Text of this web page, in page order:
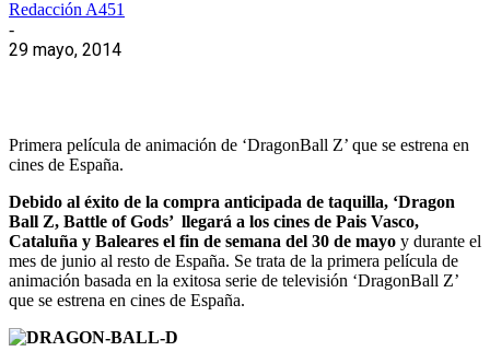
Redacción A451
-
29 mayo, 2014
Primera película de animación de ‘DragonBall Z’ que se estrena en
cines de España.
Debido al éxito de la compra anticipada de taquilla, ‘Dragon
Ball Z, Battle of Gods’ llegará a los cines de Pais Vasco,
Cataluña y Baleares el fin de semana del 30 de mayo y durante el
mes de junio al resto de España. Se trata de la primera película de
animación basada en la exitosa serie de televisión ‘DragonBall Z’
que se estrena en cines de España.